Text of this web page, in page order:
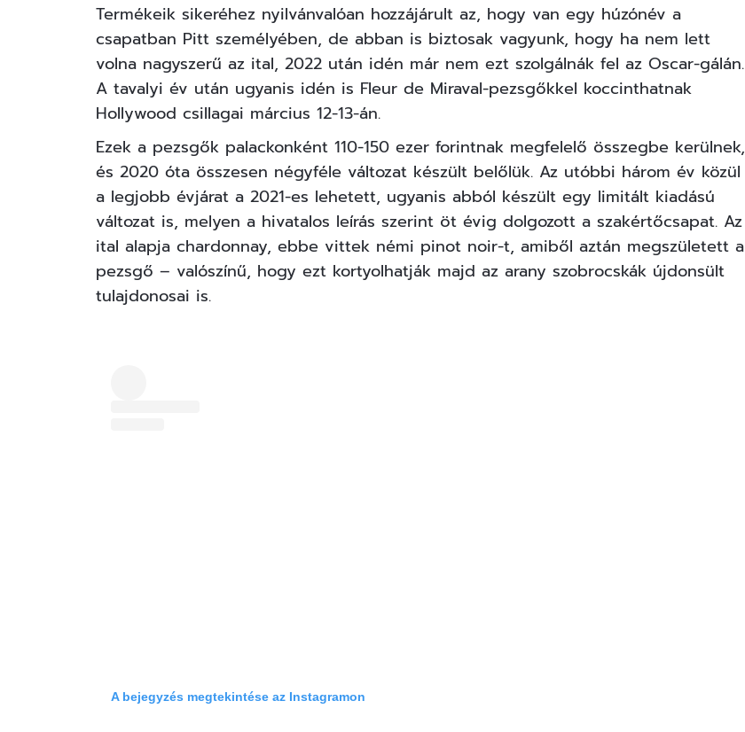
Termékeik sikeréhez nyilvánvalóan hozzájárult az, hogy van egy húzónév a
csapatban Pitt személyében, de abban is biztosak vagyunk, hogy ha nem lett
volna nagyszerű az ital, 2022 után idén már nem ezt szolgálnák fel az Oscar-gálán.
A tavalyi év után ugyanis idén is Fleur de Miraval-pezsgőkkel koccinthatnak
Hollywood csillagai március 12-13-án.
Ezek a pezsgők palackonként 110-150 ezer forintnak megfelelő összegbe kerülnek,
és 2020 óta összesen négyféle változat készült belőlük. Az utóbbi három év közül
a legjobb évjárat a 2021-es lehetett, ugyanis abból készült egy limitált kiadású
változat is, melyen a hivatalos leírás szerint öt évig dolgozott a szakértőcsapat. Az
ital alapja chardonnay, ebbe vittek némi pinot noir-t, amiből aztán megszületett a
pezsgő – valószínű, hogy ezt kortyolhatják majd az arany szobrocskák újdonsült
tulajdonosai is.
A bejegyzés megtekintése az Instagramon